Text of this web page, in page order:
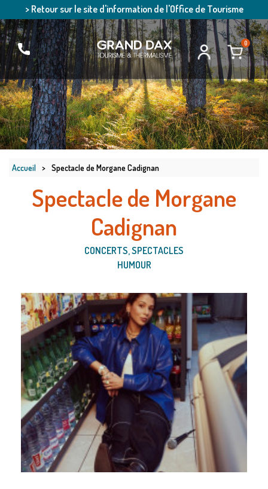
> Retour sur le site d'information de l'Office de Tourisme
0
Accueil > Spectacle de Morgane Cadignan
Spectacle de Morgane
Cadignan
CONCERTS, SPECTACLES
HUMOUR